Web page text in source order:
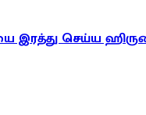
செய்ய